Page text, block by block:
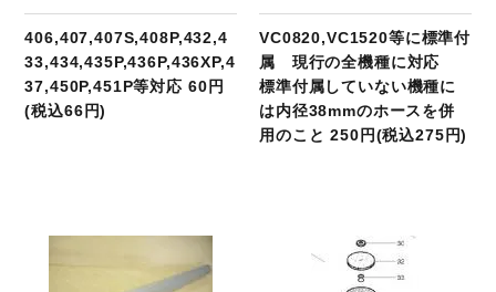
406,407,407S,408P,432,4
33,434,435P,436P,436XP,4
37,450P,451P等対応 60円
(税込66円)
VC0820,VC1520等に標準付
属 現行の全機種に対応
標準付属していない機種に
は内径38mmのホースを併
用のこと 250円(税込275円)